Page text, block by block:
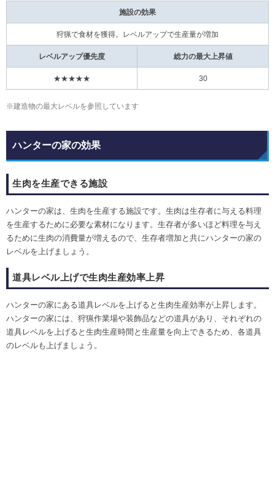
施設の効果
狩猟で食材を獲得。レベルアップで生産量が増加
レベルアップ優先度 総力の最大上昇値
★★★★★ 30
※建造物の最大レベルを参照しています
ハンターの家の効果
生肉を生産できる施設
ハンターの家は、生肉を生産する施設です。生肉は生存者に与える料理
を生産するために必要な素材になります。生存者が多いほど料理を与え
るために生肉の消費量が増えるので、生存者増加と共にハンターの家の
レベルを上げましょう。
道具レベル上げで生肉生産効率上昇
ハンターの家にある道具レベルを上げると生肉生産効率が上昇します。
ハンターの家には、狩猟作業場や装飾品などの道具があり、それぞれの
道具レベルを上げると生肉生産時間と生産量を向上できるため、各道具
のレベルも上げましょう。